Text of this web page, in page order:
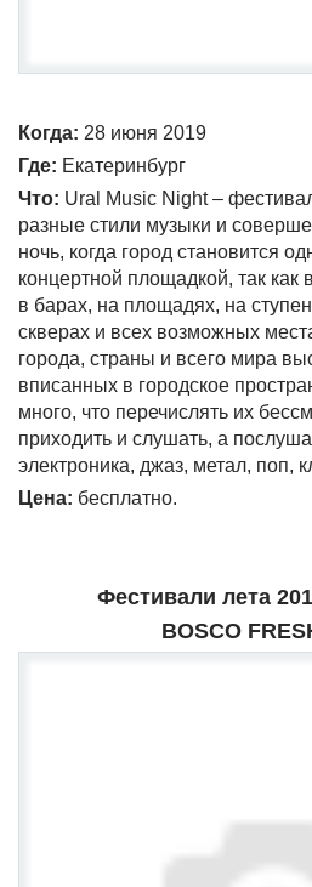
Когда: 28 июня 2019
Где: Екатеринбург
Что: Ural Music Night –
разные стили музыки и
ночь, когда город становится
концертной площадкой, так как
в барах, на площадях, на
скверах и всех возможных
города, страны и всего мира
вписанных в городское
много, что перечислять их
приходить и слушать, а
электроника, джаз, метал, поп,
Цена: бесплатно.
Фестивали лета
BOSCO